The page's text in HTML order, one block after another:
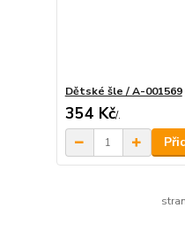
Dětské šle / A-001569
354 Kč/.